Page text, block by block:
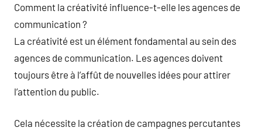
Comment la créativité influence-t-elle les agences de
communication ?
La créativité est un élément fondamental au sein des
agences de communication. Les agences doivent
toujours être à l’affût de nouvelles idées pour attirer
l’attention du public.
Cela nécessite la création de campagnes percutantes